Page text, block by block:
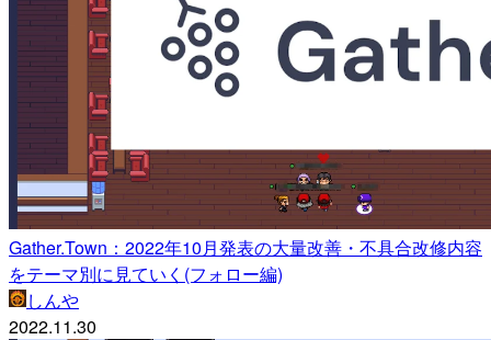
Gather.Town：2022年10月発表の大量改善・不具合改修内容
をテーマ別に見ていく(フォロー編)
しんや
2022.11.30